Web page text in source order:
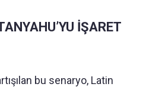
İŞARET
bu senaryo, Latin